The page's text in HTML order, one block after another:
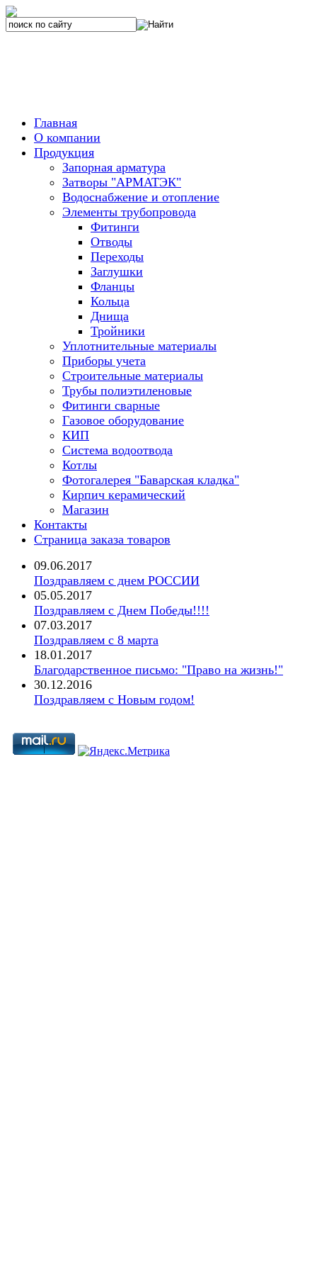
Главная
О компании
Продукция
Запорная арматура
Затворы "АРМАТЭК"
Водоснабжение и отопление
Элементы трубопровода
Фитинги
Отводы
Переходы
Заглушки
Фланцы
Кольца
Днища
Тройники
Уплотнительные материалы
Приборы учета
Строительные материалы
Трубы полиэтиленовые
Фитинги сварные
Газовое оборудование
КИП
Система водоотвода
Котлы
Фотогалерея "Баварская кладка"
Кирпич керамический
Магазин
Контакты
Страница заказа товаров
09.06.2017
Поздравляем с днем РОССИИ
05.05.2017
Поздравляем с Днем Победы!!!!
07.03.2017
Поздравляем с 8 марта
18.01.2017
Благодарственное письмо: "Право на жизнь!"
30.12.2016
Поздравляем с Новым годом!